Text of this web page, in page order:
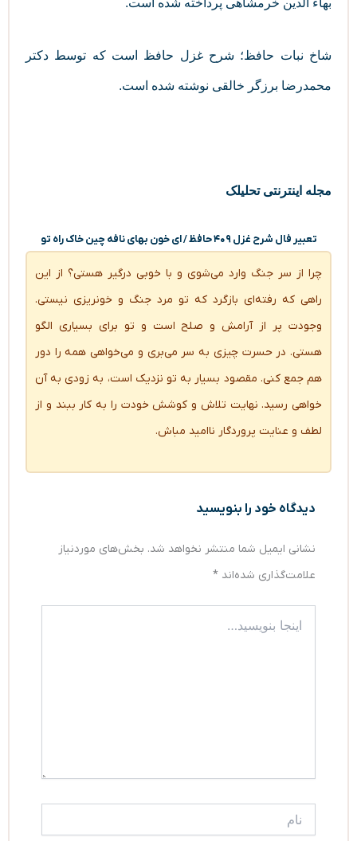
شاخ نبات حافظ؛ شرح غزل حافظ است که توسط دکتر
محمدرضا برزگر خالقی نوشته شده است.
مجله اینترنتی تحلیلک
تعبیر فال شرح غزل ۴۰۹ حافظ / ای خون بهای نافه چین خاک راه تو
چرا از سر جنگ وارد می‌شوی و با خوبی درگیر هستی؟ از این
راهی که رفته‌ای بازگرد که تو مرد جنگ و خونریزی نیستی.
وجودت پر از آرامش و صلح است و تو برای بسیاری الگو
هستی. در حسرت چیزی به سر می‌بری و می‌خواهی همه را دور
هم جمع کنی. مقصود بسیار به تو نزدیک است، به زودی به آن
خواهی رسید. نهایت تلاش و کوشش خودت را به کار ببند و از
لطف و عنایت پروردگار ناامید مباش.
دیدگاه‌ خود را بنویسید
نشانی ایمیل شما منتشر نخواهد شد. بخش‌های موردنیاز
علامت‌گذاری شده‌اند *
بنویسید…